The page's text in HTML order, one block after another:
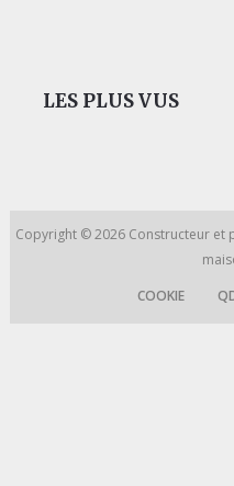
LES PLUS VUS
Copyright © 2026 Constructeur et
COOKIE